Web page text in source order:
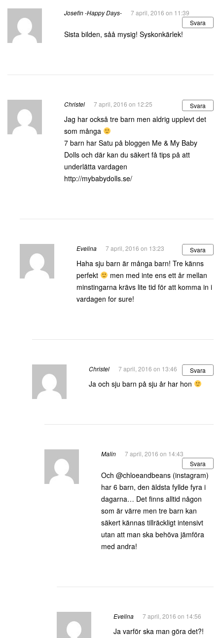
Josefin -Happy Days-
7 april, 2016 on 11:39
Svara
Sista bilden, såå mysig! Syskonkärlek!
Christel 7 april, 2016 on 12:25 Svara
Jag har också tre barn men aldrig upplevt det
som många
7 barn har Satu på bloggen Me & My Baby
Dolls och där kan du säkert få tips på att
underlätta vardagen
http://mybabydolls.se/
Evelina 7 april, 2016 on 13:23 Svara
Haha sju barn är många barn! Tre känns
perfekt
men med inte ens ett år mellan
minstingarna krävs lite tid för att komma in i
vardagen for sure!
Christel 7 april, 2016 on 13:46 Svara
Ja och sju barn på sju år har hon
Malin
7 april, 2016 on 14:43
Svara
Och @chloeandbeans (instagram)
har 6 barn, den äldsta fyllde fyra i
dagarna… Det finns alltid någon
som är värre men tre barn kan
säkert kännas tillräckligt intensivt
utan att man ska behöva jämföra
med andra!
Evelina 7 april, 2016 on 14:56
Ja varför ska man göra det?!